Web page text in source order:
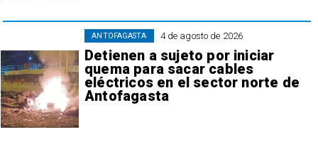
4 de agosto de 2026
Detienen a sujeto por iniciar
quema para sacar cables
eléctricos en el sector norte de
Antofagasta
ANTOFAGASTA